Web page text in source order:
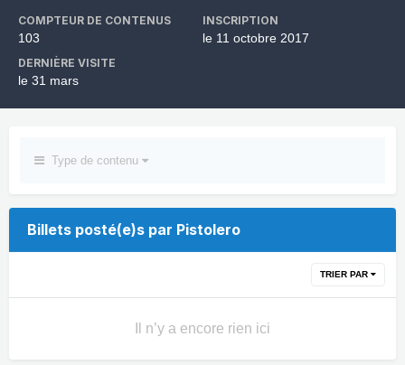
COMPTEUR DE CONTENUS
103
INSCRIPTION
le 11 octobre 2017
DERNIÈRE VISITE
le 31 mars
Type de contenu
Billets posté(e)s par Pistolero
TRIER PAR
Il n’y a encore rien ici